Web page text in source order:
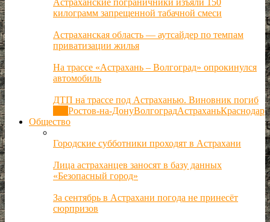
Астраханские пограничники изъяли 150
килограмм запрещенной табачной смеси
Астраханская область — аутсайдер по темпам
приватизации жилья
На трассе «Астрахань – Волгоград» опрокинулся
автомобиль
ДТП на трассе под Астраханью. Виновник погиб
Ростов-на-ДонуВолгоградАстраханьКраснодар
Общество
Городские субботники проходят в Астрахани
Лица астраханцев заносят в базу данных
«Безопасный город»
За сентябрь в Астрахани погода не принесёт
сюрпризов